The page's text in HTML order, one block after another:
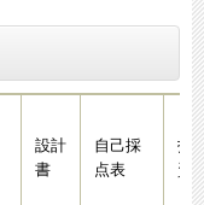
設計
書
自己採
点表
技
資